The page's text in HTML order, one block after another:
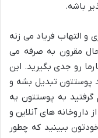
باشه.
التهاب فریاد می زنه
حال مقرون به صرفه می
رو جدی بگیرید. این
پوستتون تبدیل بشه و
به پوستتون یه
داروخانه های آنلاین و
ببینید که چطور